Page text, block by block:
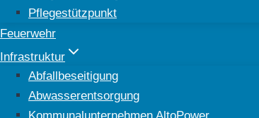
Pflegestützpunkt
Feuerwehr
Infrastruktur
Abfallbeseitigung
Abwasserentsorgung
Kommunalunternehmen AltoPower